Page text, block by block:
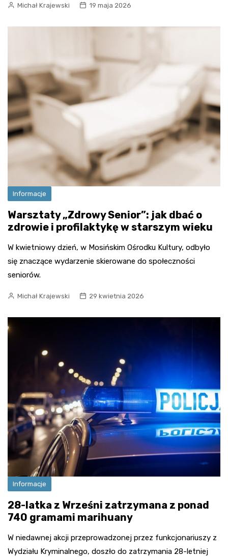
Michał Krajewski 19 maja 2026
Informacje
Warsztaty „Zdrowy Senior”: jak dbać o
zdrowie i profilaktykę w starszym wieku
W kwietniowy dzień, w Mosińskim Ośrodku Kultury, odbyło
się znaczące wydarzenie skierowane do społeczności
seniorów.
Michał Krajewski 29 kwietnia 2026
Informacje
28-latka z Wrześni zatrzymana z ponad
740 gramami marihuany
W niedawnej akcji przeprowadzonej przez funkcjonariuszy z
Wydziału Kryminalnego, doszło do zatrzymania 28-letniej